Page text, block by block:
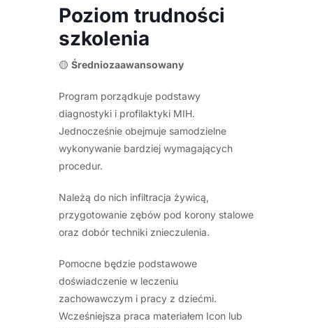
Poziom trudności
szkolenia
🟡 Średniozaawansowany
Program porządkuje podstawy
diagnostyki i profilaktyki MIH.
Jednocześnie obejmuje samodzielne
wykonywanie bardziej wymagających
procedur.
Należą do nich infiltracja żywicą,
przygotowanie zębów pod korony stalowe
oraz dobór techniki znieczulenia.
Pomocne będzie podstawowe
doświadczenie w leczeniu
zachowawczym i pracy z dziećmi.
Wcześniejsza praca materiałem Icon lub